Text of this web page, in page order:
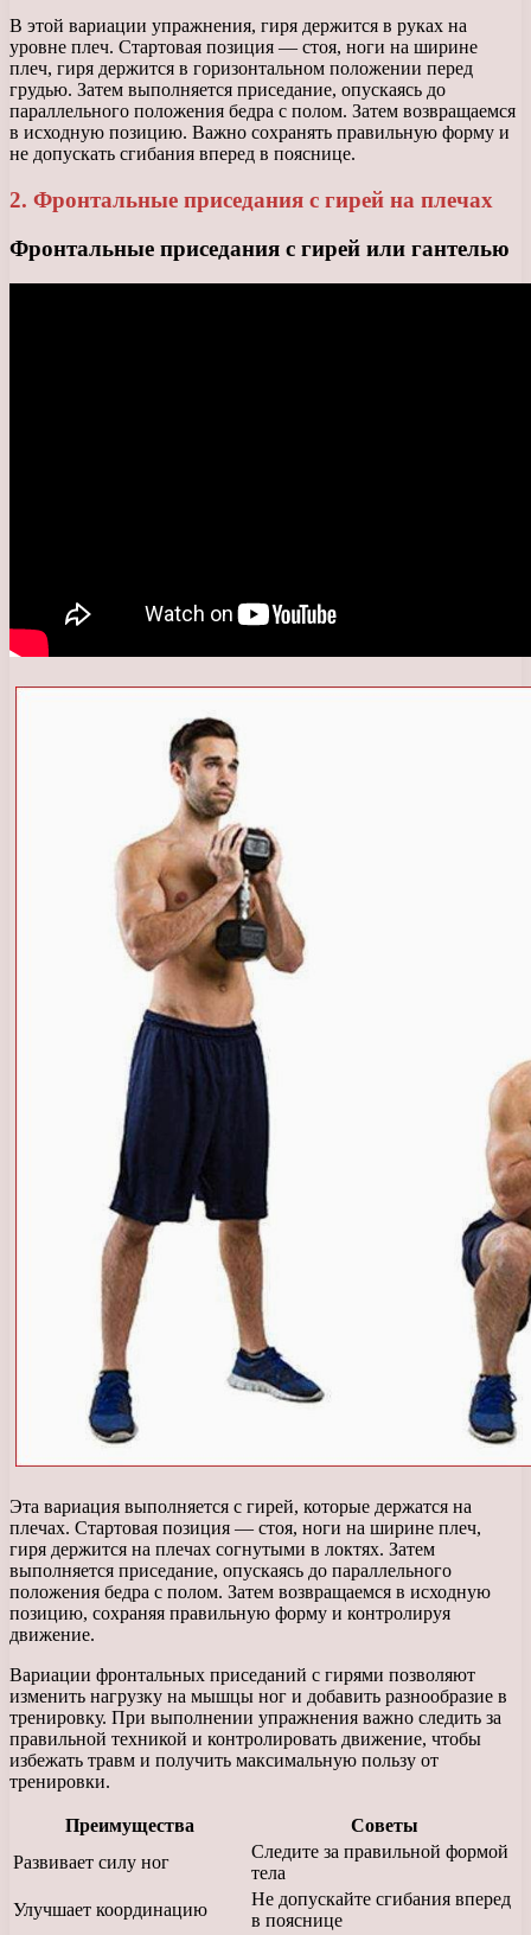
В этой вариации упражнения, гиря держится в руках на
уровне плеч. Стартовая позиция — стоя, ноги на ширине
плеч, гиря держится в горизонтальном положении перед
грудью. Затем выполняется приседание, опускаясь до
параллельного положения бедра с полом. Затем возвращаемся
в исходную позицию. Важно сохранять правильную форму и
не допускать сгибания вперед в пояснице.
2. Фронтальные приседания с гирей на плечах
Фронтальные приседания с гирей или гантелью
Эта вариация выполняется с гирей, которые держатся на
плечах. Стартовая позиция — стоя, ноги на ширине плеч,
гиря держится на плечах согнутыми в локтях. Затем
выполняется приседание, опускаясь до параллельного
положения бедра с полом. Затем возвращаемся в исходную
позицию, сохраняя правильную форму и контролируя
движение.
Вариации фронтальных приседаний с гирями позволяют
изменить нагрузку на мышцы ног и добавить разнообразие в
тренировку. При выполнении упражнения важно следить за
правильной техникой и контролировать движение, чтобы
избежать травм и получить максимальную пользу от
тренировки.
Преимущества
Советы
Развивает силу ног
Следите за правильной формой
тела
Улучшает координацию
Не допускайте сгибания вперед
в пояснице